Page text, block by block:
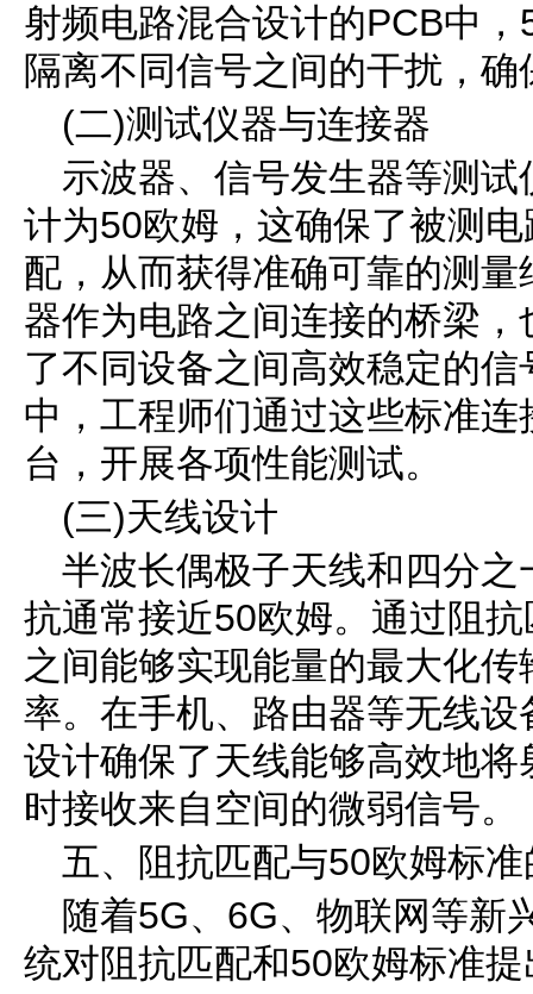
射频电路混合设计的PCB中
隔离不同信号之间的干扰，
(二)测试仪器与连接器
示波器、信号发生器等测
计为50欧姆，这确保了被测
配，从而获得准确可靠的测
器作为电路之间连接的桥梁
了不同设备之间高效稳定的
中，工程师们通过这些标准
台，开展各项性能测试。
(三)天线设计
半波长偶极子天线和四分
抗通常接近50欧姆。通过阻
之间能够实现能量的最大化
率。在手机、路由器等无线
设计确保了天线能够高效地
时接收来自空间的微弱信号。
五、阻抗匹配与50欧姆标
随着5G、6G、物联网等新
统对阻抗匹配和50欧姆标准